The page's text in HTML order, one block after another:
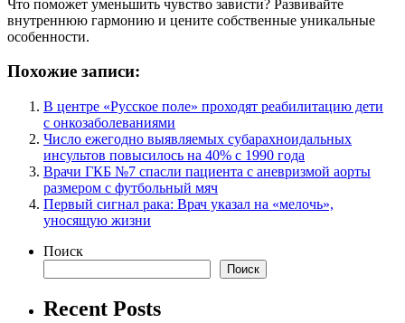
Что поможет уменьшить чувство зависти? Развивайте
внутреннюю гармонию и цените собственные уникальные
особенности.
Похожие записи:
В центре «Русское поле» проходят реабилитацию дети
с онкозаболеваниями
Число ежегодно выявляемых субарахноидальных
инсультов повысилось на 40% с 1990 года
Врачи ГКБ №7 спасли пациента с аневризмой аорты
размером с футбольный мяч
Первый сигнал рака: Врач указал на «мелочь»,
уносящую жизни
Поиск
Поиск
Recent Posts